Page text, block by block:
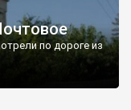
по дороге из